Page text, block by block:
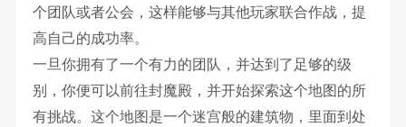
个团队或者公会，这样能够与其他玩家联合作战，提
高自己的成功率。
一旦你拥有了一个有力的团队，并达到了足够的级
别，你便可以前往封魔殿，并开始探索这个地图的所
有挑战。这个地图是一个迷宫般的建筑物，里面到处